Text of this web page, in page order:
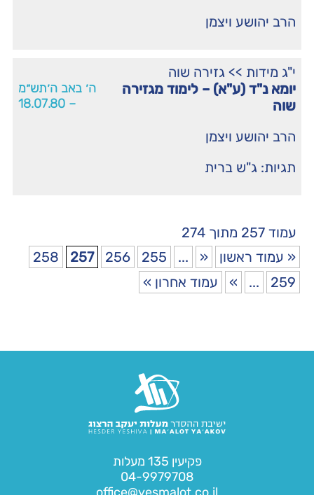
הרב יהושע ויצמן
י"ג מידות >> גזירה שוה
יומא נ"ד (ע"א) – לימוד מגזירה
שוה
הרב יהושע ויצמן
תגיות: ג"ש ברית
ה׳ באב ה׳תש״מ
– 18.07.80
עמוד 257 מתוך 274
« עמוד ראשון
«
...
255
256
257
258
259
...
» עמוד אחרון »
פקיעין 135 מעלות
04-9979708